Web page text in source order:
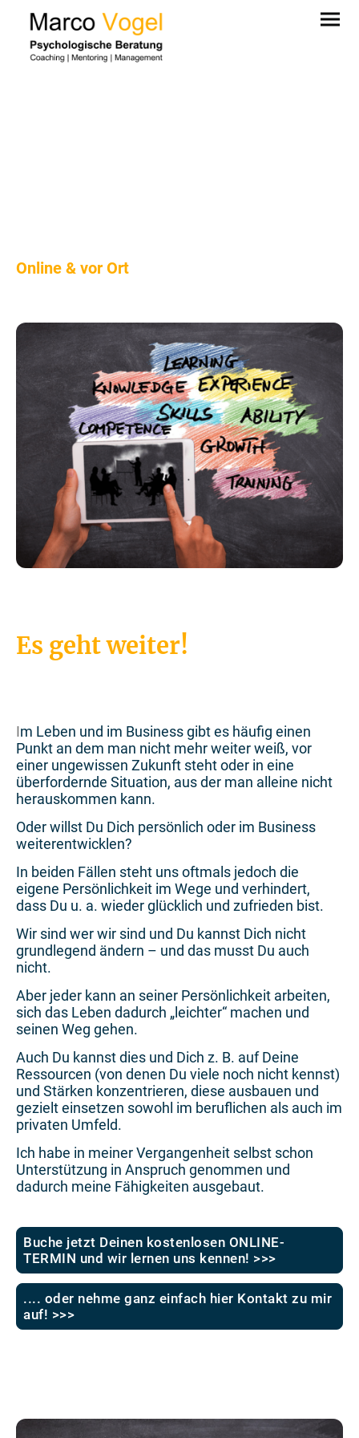
Online & vor Ort
Es geht weiter!
Im Leben und im Business gibt es häufig einen
Punkt an dem man nicht mehr weiter weiß, vor
einer ungewissen Zukunft steht oder in eine
überfordernde Situation, aus der man alleine nicht
herauskommen kann.
Oder willst Du Dich persönlich oder im Business
weiterentwicklen?
In beiden Fällen steht uns oftmals jedoch die
eigene Persönlichkeit im Wege und verhindert,
dass Du u. a. wieder glücklich und zufrieden bist.
Wir sind wer wir sind und Du kannst Dich nicht
grundlegend ändern – und das musst Du auch
nicht.
Aber jeder kann an seiner Persönlichkeit arbeiten,
sich das Leben dadurch „leichter“ machen und
seinen Weg gehen.
Auch Du kannst dies und Dich z. B. auf Deine
Ressourcen (von denen Du viele noch nicht kennst)
und Stärken konzentrieren, diese ausbauen und
gezielt einsetzen sowohl im beruflichen als auch im
privaten Umfeld.
Ich habe in meiner Vergangenheit selbst schon
Unterstützung in Anspruch genommen und
dadurch meine Fähigkeiten ausgebaut.
Buche jetzt Deinen kostenlosen ONLINE-
TERMIN und wir lernen uns kennen! >>>
.... oder nehme ganz einfach hier Kontakt zu mir
auf! >>>